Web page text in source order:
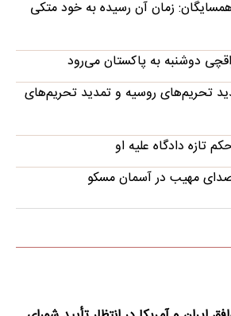
زمان آن رسیده به خود متکی
دوشنبه به پاکستان می‌رود
تحریم‌های روسیه و تمدید تحریم‌های
تازه دادگاه علیه او
مهیب در آسمان مسکو